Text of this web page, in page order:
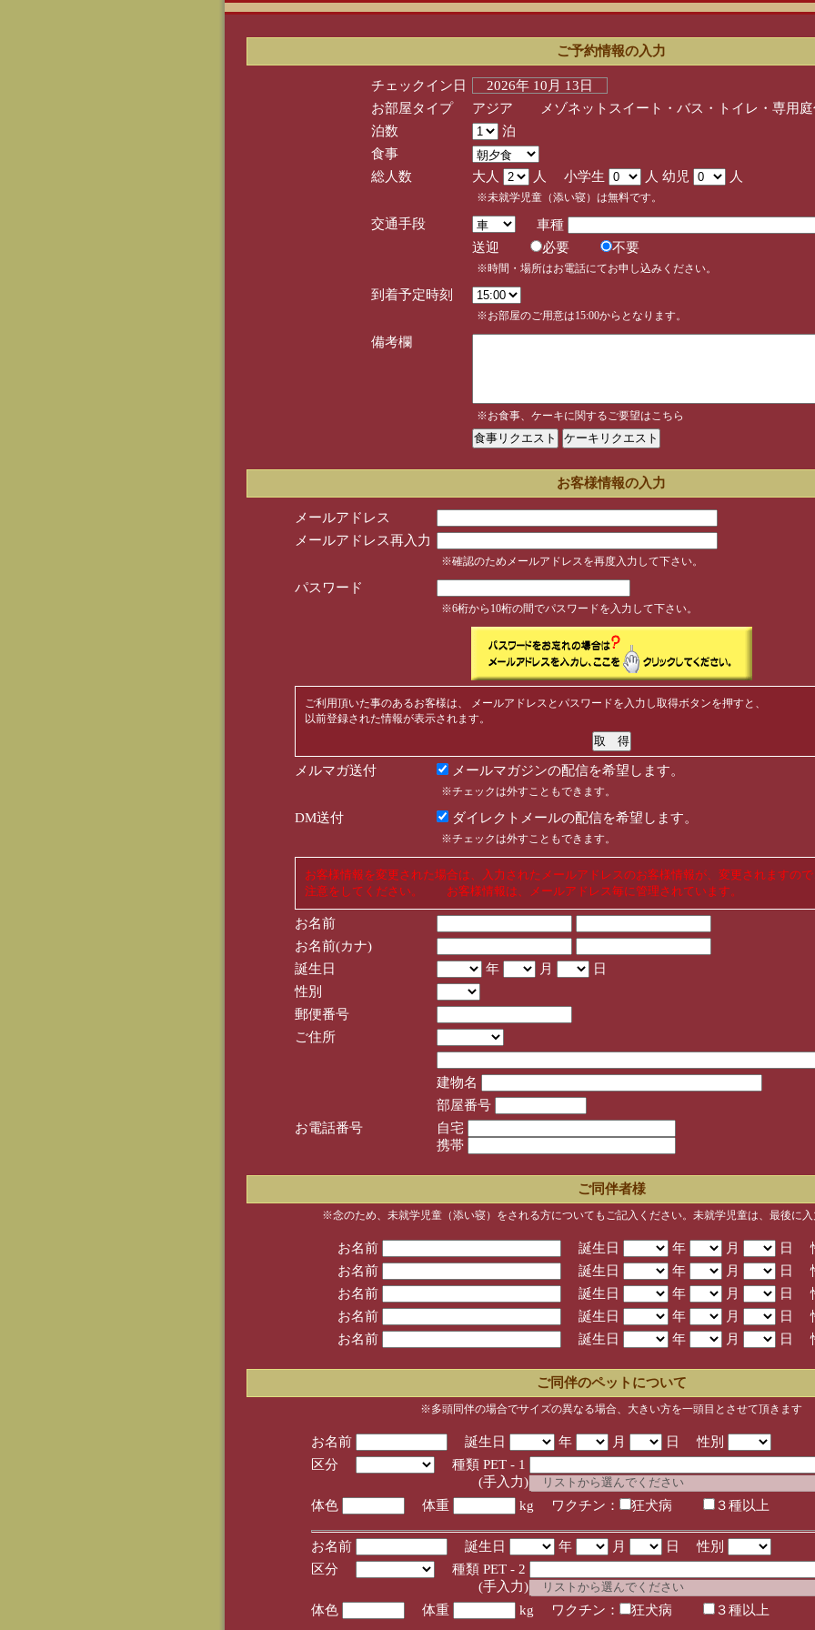
ご予約情報の入力
チェックイン日
2026年 10月 13日
お部屋タイプ
アジア メゾネットスイート・バス・トイレ・専用庭
泊数
泊
食事
総人数
大人 人 小学生 人 幼児 人
※未就学児童（添い寝）は無料です。
交通手段
車種
送迎
必要 不要
※時間・場所はお電話にてお申し込みください。
到着予定時刻
※お部屋のご用意は15:00からとなります。
備考欄
※お食事、ケーキに関するご要望はこちら
お客様情報の入力
メールアドレス
メールアドレス再入力
※確認のためメールアドレスを再度入力して下さい。
パスワード
※6桁から10桁の間でパスワードを入力して下さい。
ご利用頂いた事のあるお客様は、 メールアドレスとパスワードを入力し取得ボタンを押すと、
以前登録された情報が表示されます。
メルマガ送付 メールマガジンの配信を希望します。
※チェックは外すこともできます。
DM送付 ダイレクトメールの配信を希望します。
※チェックは外すこともできます。
お客様情報を変更された場合は、入力されたメールアドレスのお客様情報が、変更されますので
注意をしてください。 お客様情報は、メールアドレス毎に管理されています。
お名前
お名前(カナ)
誕生日
年 月
日
性別
郵便番号
ご住所
建物名
部屋番号
お電話番号
自宅
携帯
ご同伴者様
※念のため、未就学児童（添い寝）をされる方についてもご記入ください。未就学児童は、最後に
お名前 誕生日 年 月
日
お名前
誕生日 年 月
日
お名前
誕生日 年 月
日
お名前
誕生日 年 月
日
お名前
誕生日 年 月 日
ご同伴のペットについて
※多頭同伴の場合でサイズの異なる場合、大きい方を一頭目とさせて頂きます
お名前 誕生日 年 月
日 性別
区分
種類 PET - 1
(手入力)
体色
体重 kg ワクチン： 狂犬病 ３種以上
お名前 誕生日 年 月
日 性別
区分
種類 PET - 2
(手入力)
体色
体重 kg ワクチン： 狂犬病 ３種以上